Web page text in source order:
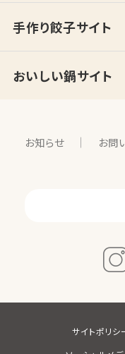
手作り餃子サイト
おいしい鍋サイト
お知らせ お問
サイトポリシ